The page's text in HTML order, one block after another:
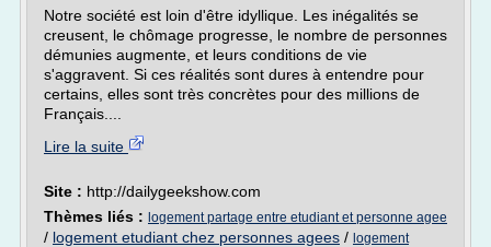
Notre société est loin d'être idyllique. Les inégalités se
creusent, le chômage progresse, le nombre de personnes
démunies augmente, et leurs conditions de vie
s'aggravent. Si ces réalités sont dures à entendre pour
certains, elles sont très concrètes pour des millions de
Français....
Lire la suite
Site : http://dailygeekshow.com
Thèmes liés : logement partage entre etudiant et personne agee
/ logement etudiant chez personnes agees / logement